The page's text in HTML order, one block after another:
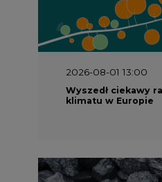
2026-08-01 13:00
Wyszedł ciekawy
klimatu w Europie